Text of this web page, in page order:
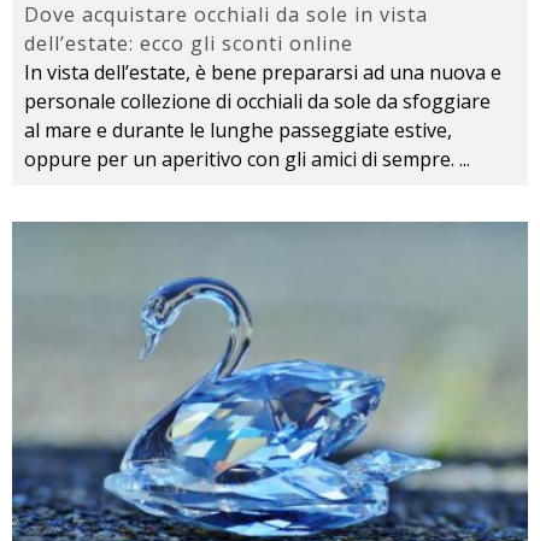
Dove acquistare occhiali da sole in vista
dell’estate: ecco gli sconti online
In vista dell’estate, è bene prepararsi ad una nuova e
personale collezione di occhiali da sole da sfoggiare
al mare e durante le lunghe passeggiate estive,
oppure per un aperitivo con gli amici di sempre. ...